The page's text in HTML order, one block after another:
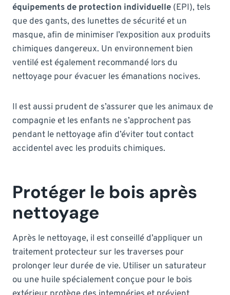
équipements de protection individuelle (EPI), tels
que des gants, des lunettes de sécurité et un
masque, afin de minimiser l’exposition aux produits
chimiques dangereux. Un environnement bien
ventilé est également recommandé lors du
nettoyage pour évacuer les émanations nocives.
Il est aussi prudent de s’assurer que les animaux de
compagnie et les enfants ne s’approchent pas
pendant le nettoyage afin d’éviter tout contact
accidentel avec les produits chimiques.
Protéger le bois après
nettoyage
Après le nettoyage, il est conseillé d’appliquer un
traitement protecteur sur les traverses pour
prolonger leur durée de vie. Utiliser un saturateur
ou une huile spécialement conçue pour le bois